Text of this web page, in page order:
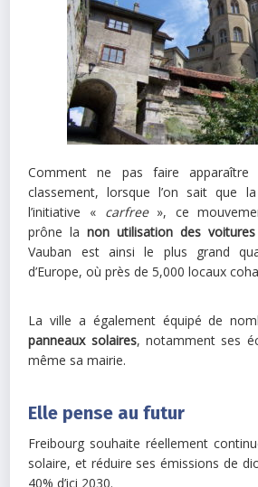
Comment ne pas faire apparaître
classement, lorsque l’on sait que
l’initiative «carfree», ce
prône la non utilisation des voitures
Vauban est ainsi le plus grand
d’Europe, où près de 5,000 locaux
La ville a également équipé de
panneaux solaires, notamment ses
même sa mairie.
Elle pense au futur
Freibourg souhaite réellement
solaire, et réduire ses émissions de
40% d’ici 2030.